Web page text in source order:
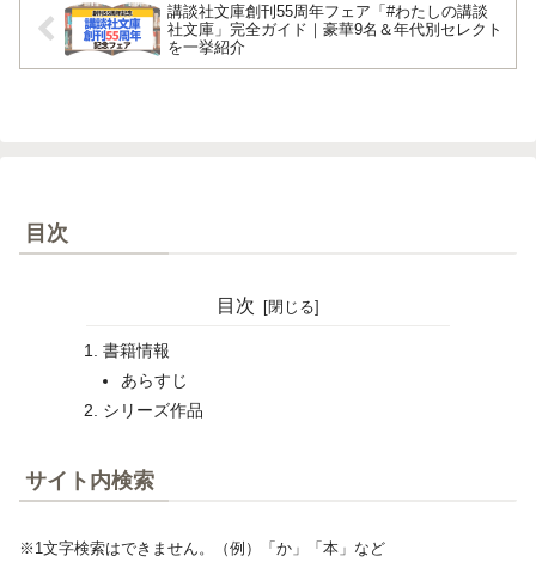
講談社文庫創刊55周年フェア「#わたしの講談
社文庫」完全ガイド｜豪華9名＆年代別セレクト
を一挙紹介
目次
目次
書籍情報
あらすじ
シリーズ作品
サイト内検索
※1文字検索はできません。（例）「か」「本」など